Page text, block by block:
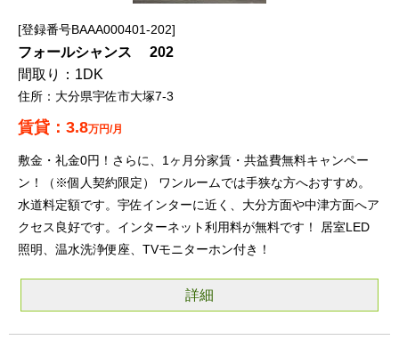
登録番号BAAA000401-202
フォールシャンス 202
1DK
大分県宇佐市大塚7-3
3.8万円/月
敷金・礼金0円！さらに、1ヶ月分家賃・共益費無料キャンペー
ン！（※個人契約限定） ワンルームでは手狭な方へおすすめ。
水道料定額です。宇佐インターに近く、大分方面や中津方面へア
クセス良好です。インターネット利用料が無料です！ 居室LED
照明、温水洗浄便座、TVモニターホン付き！
詳細